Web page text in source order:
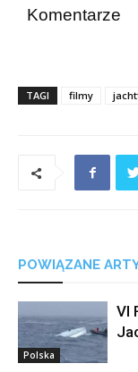
Komentarze
TAGI filmy
POWIĄZANE
Polska
VI